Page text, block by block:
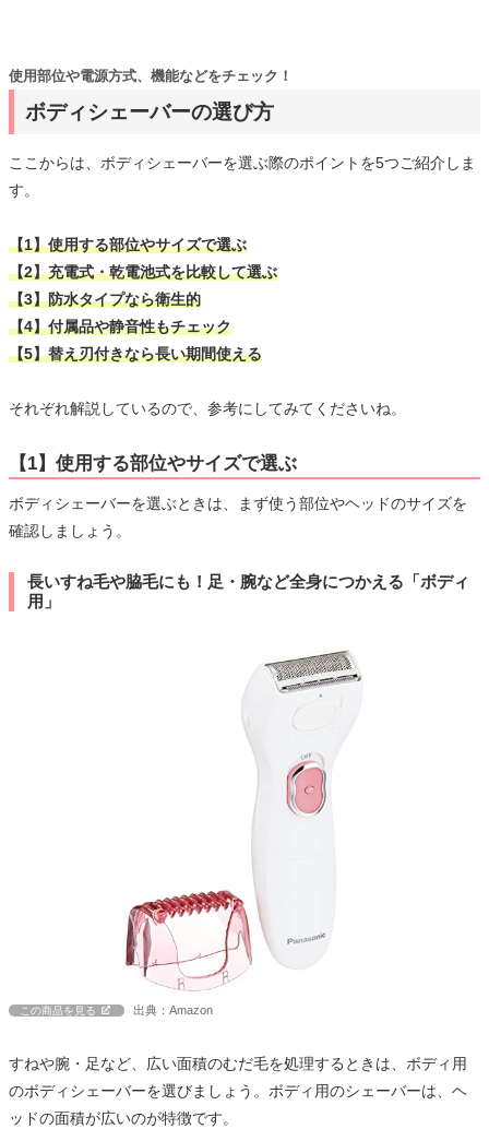
ボディシェーバーの選び方
使用部位や電源方式、機能などをチェック！
ここからは、ボディシェーバーを選ぶ際のポイントを5つご紹介しま
す。
【1】使用する部位やサイズで選ぶ
【2】充電式・乾電池式を比較して選ぶ
【3】防水タイプなら衛生的
【4】付属品や静音性もチェック
【5】替え刃付きなら長い期間使える
それぞれ解説しているので、参考にしてみてくださいね。
【1】使用する部位やサイズで選ぶ
ボディシェーバーを選ぶときは、まず使う部位やヘッドのサイズを
確認しましょう。
長いすね毛や脇毛にも！足・腕など全身につかえる「ボディ
用」
この商品を見る 出典：Amazon
すねや腕・足など、広い面積のむだ毛を処理するときは、ボディ用
のボディシェーバーを選びましょう。ボディ用のシェーバーは、ヘ
ッドの面積が広いのが特徴です。